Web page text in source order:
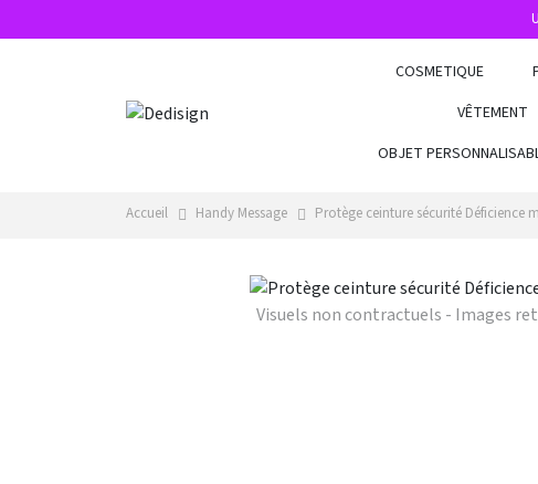
COSMETIQUE
VÊTEMENT
OBJET
Accueil Handy Message Protège ceinture sécurité Déficience
Visuels non contractuels - Images